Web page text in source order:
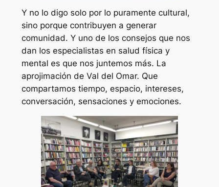
Y no lo digo solo por lo puramente cultural,
sino porque contribuyen a generar
comunidad. Y uno de los consejos que nos
dan los especialistas en salud física y
mental es que nos juntemos más. La
aprojimación de Val del Omar. Que
compartamos tiempo, espacio, intereses,
conversación, sensaciones y emociones.